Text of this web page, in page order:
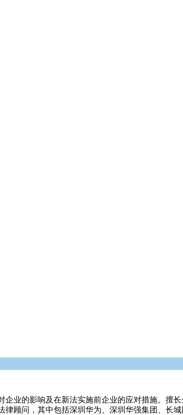
业的影响及在新法实施前企业的应对措施。擅
顾问，其中包括深圳华为、深圳华强集团、长